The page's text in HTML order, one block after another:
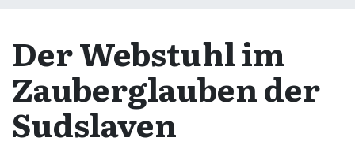
Der Webstuhl im
Zauberglauben der
Sudslaven